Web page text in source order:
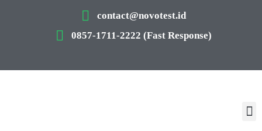
contact@novotest.id
0857-1711-2222 (Fast Response)